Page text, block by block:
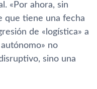
«Por ahora, sin
que tiene una fecha
de «logística» a
no
sino una